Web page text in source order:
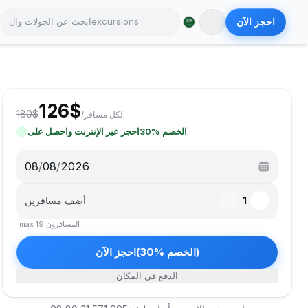
احجز الآن
180$126$/ لكل مسافر
احجز عبر الإنترنت واحصل على 30% الخصم
08/08/2026
أضف مسافرين 1
max 19 المسافرون
احجز الآن(30% الخصم)
الدفع في المكان